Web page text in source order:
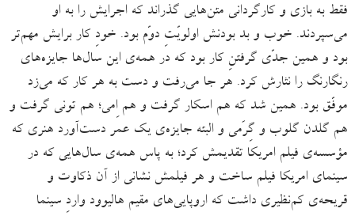
فقط به بازی و کارگردانی متن‌هایی گذراند که اجرایش را به او
می‌سپردند. خوب و بد بودنش اولویّتِ دوّم بود. خودِ کار برایش مهم‌تر
بود و همین جدّی گرفتنِ کار بود که در همه‌ی این سال‌ها جایزه‌های
رنگارنگ را نثارش کرد. هر جا می‌رفت و دست به هر کار که می‌زد
موفّق بود. همین شد که هم اسکار گرفت و هم اِمی؛ هم تونی گرفت و
هم گلدن گلوب و گِرَمی و البته جایزه‌ی یک عمر دست‌آورد هنری که
مؤسسه‌ی فیلم امریکا تقدیمش کرد؛ به پاس همه‌ی سال‌هایی که در
سینمای امریکا فیلم ساخت و هر فیلمش نشانی از آن ذکاوت و
قریحه‌ی کم‌نظیری داشت که اروپایی‌های مقیم هالیوود واردِ سینما